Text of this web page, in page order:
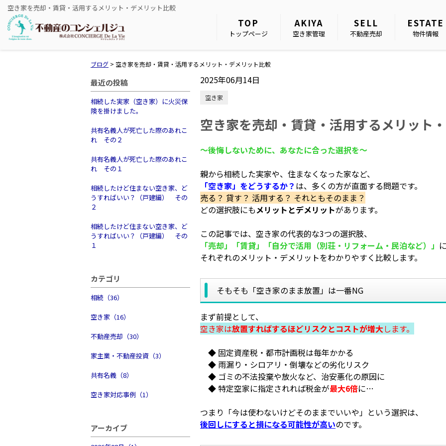
空き家を売却・賃貸・活用するメリット・デメリット比較
TOP
トップページ
AKIYA
空き家管理
SELL
不動産売却
ESTATE
物件情報
ブログ > 空き家を売却・賃貸・活用するメリット・デメリット比較
最近の投稿
相続した実家（空き家）に火災保
険を掛けました。
共有名義人が死亡した際のあれこ
れ その２
共有名義人が死亡した際のあれこ
れ その１
相続したけど住まない空き家、ど
うすればいい？（戸建編） その
２
相続したけど住まない空き家、ど
うすればいい？（戸建編） その
１
カテゴリ
相続（36）
空き家（16）
不動産売却（30）
家主業・不動産投資（3）
共有名義（8）
空き家対応事例（1）
アーカイブ
2025年06月14日
空き家
空き家を売却・賃貸・活用するメリット
〜後悔しないために、あなたに合った選択を〜
親から相続した実家や、住まなくなった家など、
「空き家」をどうするか？ は、多くの方が直面する問題です。
売る？ 貸す？ 活用する？ それともそのまま？
どの選択肢にもメリットとデメリットがあります。
この記事では、空き家の代表的な3つの選択肢、
「売却」「賃貸」「自分で活用（別荘・リフォーム・民泊など）」
それぞれのメリット・デメリットをわかりやすく比較します。
そもそも「空き家のまま放置」は一番NG
まず前提として、
空き家は放置すればするほどリスクとコストが増大します。
◆ 固定資産税・都市計画税は毎年かかる
◆ 雨漏り・シロアリ・倒壊などの劣化リスク
◆ ゴミの不法投棄や放火など、治安悪化の原因に
◆ 特定空家に指定されれば税金が最大6倍に…
つまり「今は使わないけどそのままでいいや」という選択は、
後回しにすると損になる可能性が高いのです。